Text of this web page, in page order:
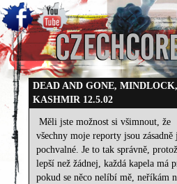
DEAD AND GONE,
KASHMIR 12.5.02
Měli jste možnost si všimnout, že
všechny moje reporty jsou zásadně
pochvalné. Je to tak správně,
lepší než žádnej, každá kapela má
pokud se něco nelíbí mě, neříkám